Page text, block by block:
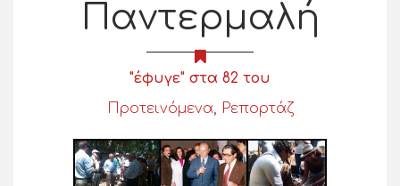
Παντερμαλή
"έφυγε" στα 82 του
Προτεινόμενα, Ρεπορτάζ